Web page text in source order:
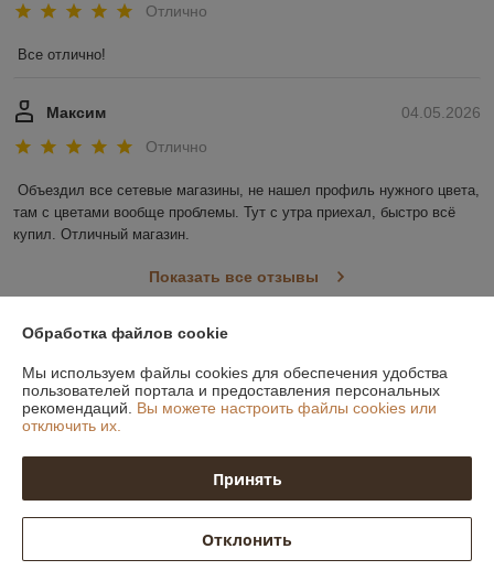
Отлично
Все отлично!
04.05.2026
Максим
Отлично
Объездил все сетевые магазины, не нашел профиль нужного цвета,
там с цветами вообще проблемы. Тут с утра приехал, быстро всё
купил. Отличный магазин.
Показать все отзывы
Контакты
Доставка и оплата
Полная версия сайта
Обработка файлов cookie
Мы используем файлы cookies для обеспечения удобства
пользователей портала и предоставления персональных
рекомендаций. Вы можете настроить файлы cookies или
отключить их.
Принять
Отклонить